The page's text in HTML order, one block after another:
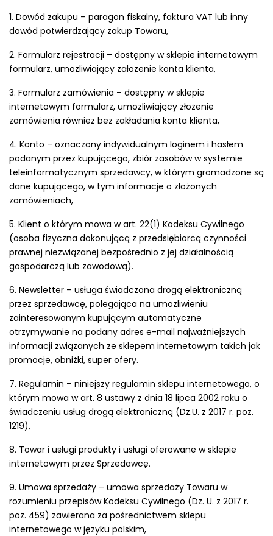
1. Dowód zakupu – paragon fiskalny, faktura VAT lub inny
dowód potwierdzający zakup Towaru,
2. Formularz rejestracji – dostępny w sklepie internetowym
formularz, umożliwiający założenie konta klienta,
3. Formularz zamówienia – dostępny w sklepie
internetowym formularz, umożliwiający złożenie
zamówienia również bez zakładania konta klienta,
4. Konto – oznaczony indywidualnym loginem i hasłem
podanym przez kupującego, zbiór zasobów w systemie
teleinformatycznym sprzedawcy, w którym gromadzone są
dane kupującego, w tym informacje o złożonych
zamówieniach,
5. Klient o którym mowa w art. 22(1) Kodeksu Cywilnego
(osoba fizyczna dokonującą z przedsiębiorcą czynności
prawnej niezwiązanej bezpośrednio z jej działalnością
gospodarczą lub zawodową).
6. Newsletter – usługa świadczona drogą elektroniczną
przez sprzedawcę, polegająca na umożliwieniu
zainteresowanym kupującym automatyczne
otrzymywanie na podany adres e-mail najważniejszych
informacji związanych ze sklepem internetowym takich jak
promocje, obniżki, super ofery.
7. Regulamin – niniejszy regulamin sklepu internetowego, o
którym mowa w art. 8 ustawy z dnia 18 lipca 2002 roku o
świadczeniu usług drogą elektroniczną (Dz.U. z 2017 r. poz.
1219),
8. Towar i usługi produkty i usługi oferowane w sklepie
internetowym przez Sprzedawcę.
9. Umowa sprzedaży – umowa sprzedaży Towaru w
rozumieniu przepisów Kodeksu Cywilnego (Dz. U. z 2017 r.
poz. 459) zawierana za pośrednictwem sklepu
internetowego w języku polskim,